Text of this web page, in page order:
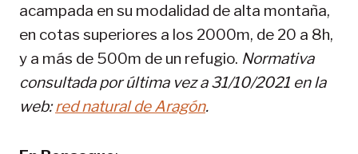
acampada en su modalidad de alta montaña,
en cotas superiores a los 2000m, de 20 a 8h,
y a más de 500m de un refugio. Normativa
consultada por última vez a 31/10/2021 en la
web:red natural de Aragón.